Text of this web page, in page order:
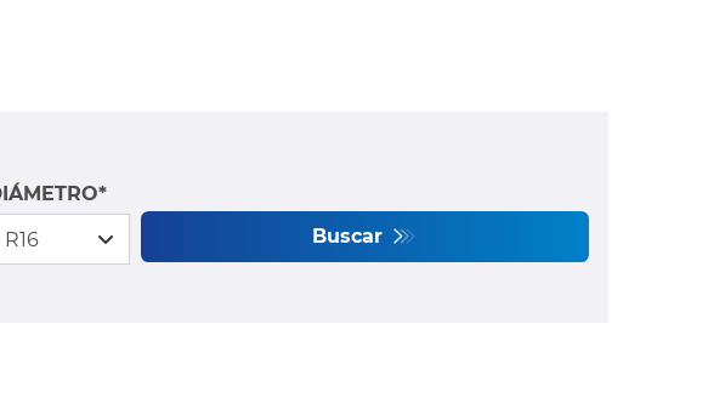
Buscar